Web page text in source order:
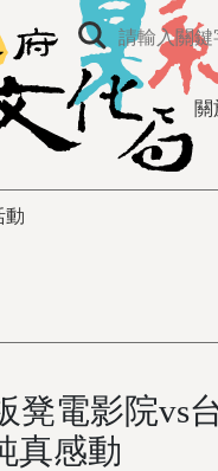
關
動
凳電影院vs
真感動